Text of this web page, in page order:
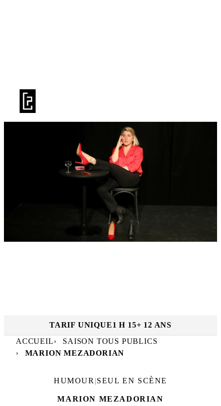
PRATIQUE
LIVRET DE SAISON
TARIF UNIQUE1 H 15+ 12 ANS
ACCUEIL
SAISON TOUS PUBLICS
MARION MEZADORIAN
HUMOUR |SEUL EN SCÈNE
MARION MEZADORIAN